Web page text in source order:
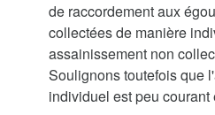
de raccordement aux
collectées de manière
assainissement non
Soulignons toutefois que
individuel est peu courant